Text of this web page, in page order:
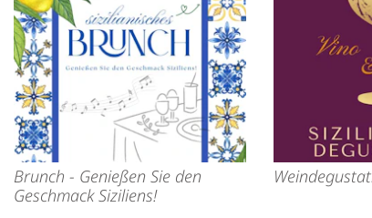
Brunch - Genießen Sie den
Geschmack Siziliens!